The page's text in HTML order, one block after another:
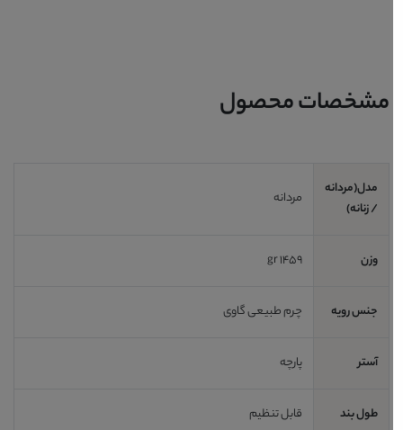
مشخصات محصول
مدل(مردانه
/ زنانه)
مردانه
وزن 1459 gr
جنس رویه چرم طبیعی گاوی
آستر پارچه
طول بند قابل تنظیم